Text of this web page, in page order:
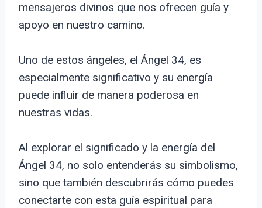
mensajeros divinos que nos ofrecen guía y
apoyo en nuestro camino.
Uno de estos ángeles, el Ángel 34, es
especialmente significativo y su energía
puede influir de manera poderosa en
nuestras vidas.
Al explorar el significado y la energía del
Ángel 34, no solo entenderás su simbolismo,
sino que también descubrirás cómo puedes
conectarte con esta guía espiritual para